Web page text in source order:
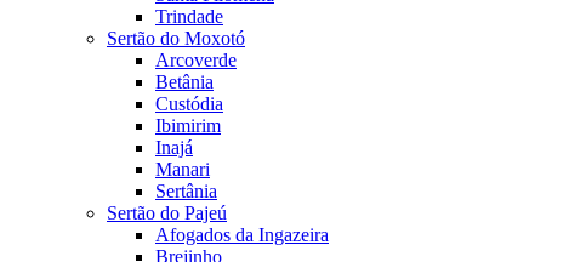
Trindade
Sertão do Moxotó
Arcoverde
Betânia
Custódia
Ibimirim
Inajá
Manari
Sertânia
Sertão do Pajeú
Afogados da Ingazeira
Brejinho